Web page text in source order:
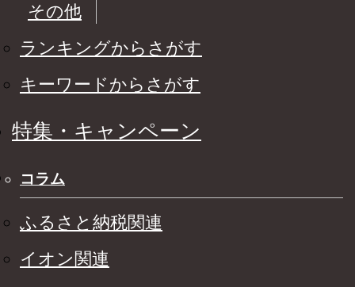
その他
ランキングからさがす
キーワードからさがす
特集・キャンペーン
コラム
ふるさと納税関連
イオン関連